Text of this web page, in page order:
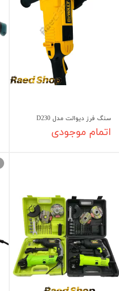
سنگ فرز دیوالت مدل D230
اتمام موجودی